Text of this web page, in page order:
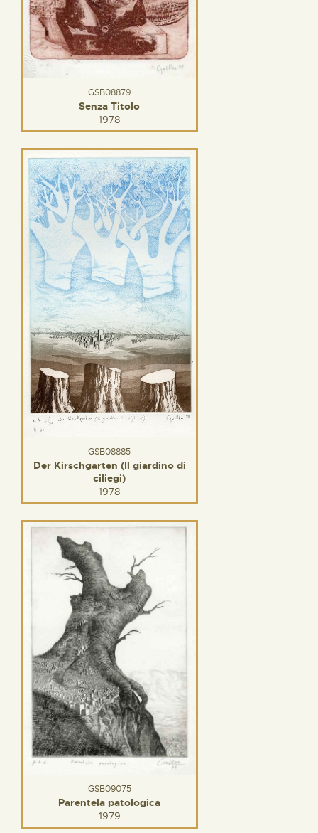
GSB08879
Senza Titolo
1978
GSB08885
Der Kirschgarten (Il giardino di
ciliegi)
1978
GSB09075
Parentela patologica
1979